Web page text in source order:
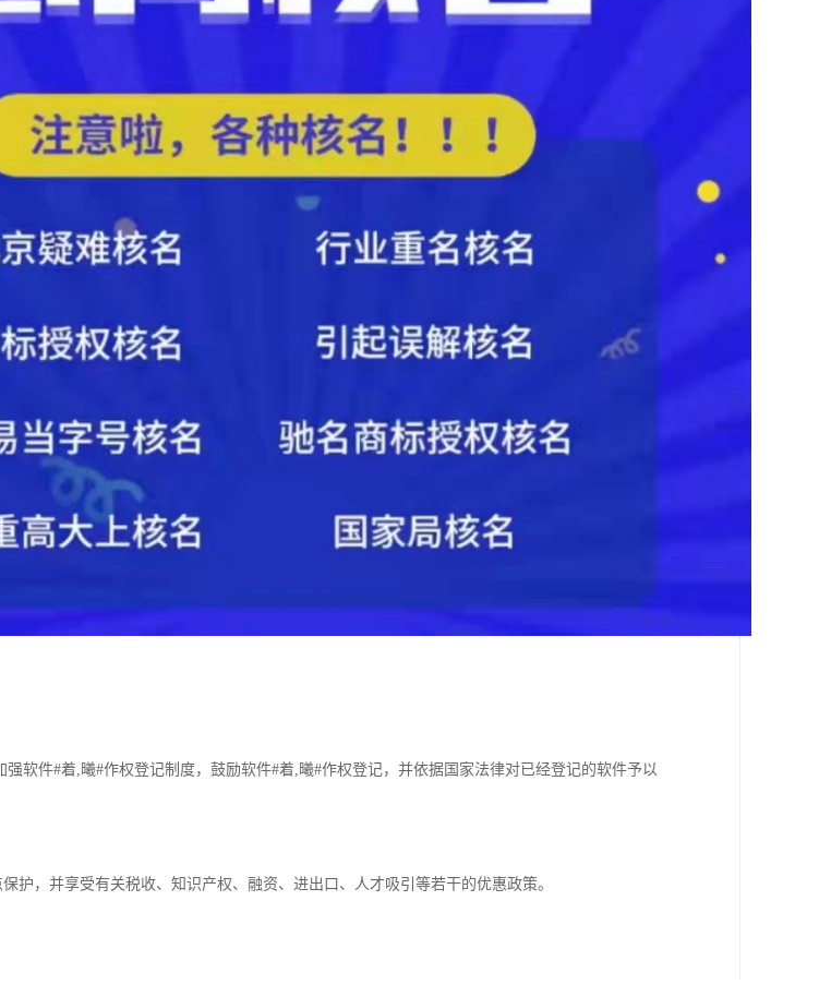
软件#着,曦#作权登记制度，鼓励软件#着,曦#作权登记，并依据国家法律对已经登记的软件予以
护，并享受有关税收、知识产权、融资、进出口、人才吸引等若干的优惠政策。